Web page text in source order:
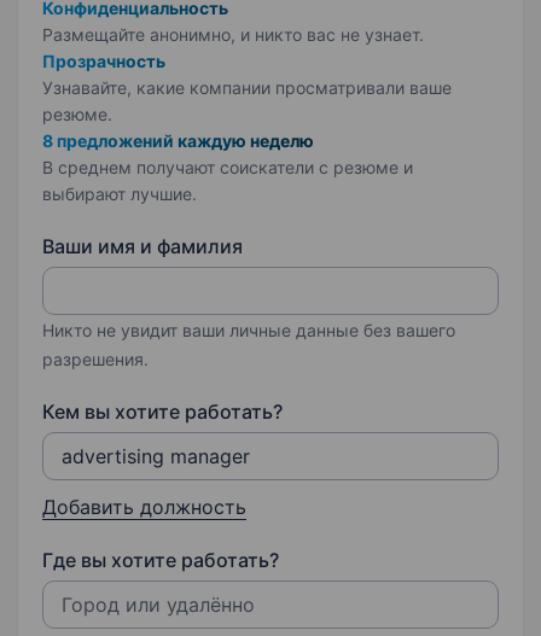
Конфиденциальность
Размещайте анонимно, и никто вас не узнает.
Прозрачность
Узнавайте, какие компании просматривали ваше
резюме.
8 предложений каждую неделю
В среднем получают соискатели с резюме и
выбирают лучшие.
Ваши имя и фамилия
Никто не увидит ваши личные данные без вашего
разрешения.
Кем вы хотите работать?
Добавить должность
Где вы хотите работать?